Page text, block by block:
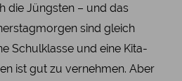
die Jüngsten – und das
sind gleich
Schulklasse und eine Kita-
ist gut zu vernehmen. Aber